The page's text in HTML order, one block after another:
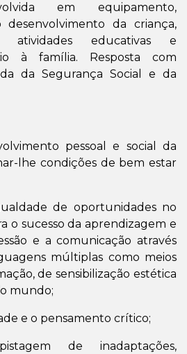
em equipamento,
desenvolvimento da criança,
atividades educativas e
à família. Resposta com
da Segurança Social e da
pessoal e social da
lhe condições de bem estar
de oportunidades no
o sucesso da aprendizagem e
e a comunicação através
múltiplas como meios
de sensibilização estética
mundo;
e o pensamento crítico;
de inadaptações,